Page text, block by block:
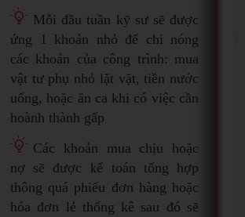
Mỗi đầu tuần kỹ sư sẽ được
ứng 1 khoản nhỏ để chi nóng
các khoản của công trình: mua
vật tư phụ nhỏ lặt vặt, tiền nước
uống, hoặc ăn ca khi có việc cần
hoành thành gấp
Các khoản mua chịu hoặc
nợ sẽ được kế toán tổng hợp
thông quá phiếu đơn hàng hoặc
hóa đơn lẻ thống kê sau đó sẽ